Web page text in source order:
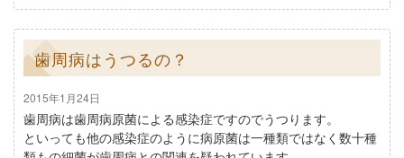
歯周病はうつるの？
2015年1月24日
歯周病は歯周病原菌による感染症ですのでうつります。
といっても他の感染症のように病原菌は一種類ではなく数十種